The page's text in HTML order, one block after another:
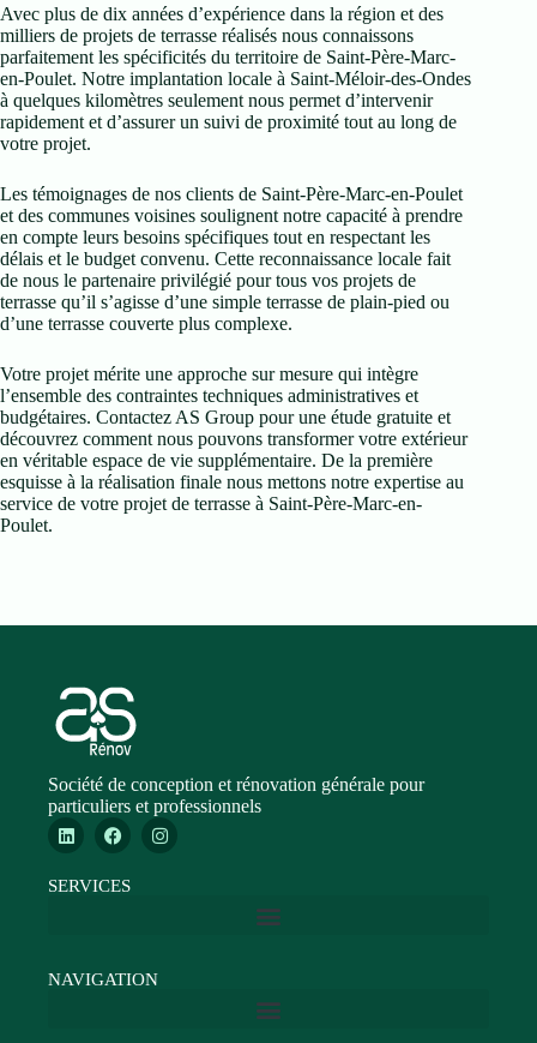
Avec plus de dix années d’expérience dans la région et des
milliers de projets de terrasse réalisés nous connaissons
parfaitement les spécificités du territoire de Saint-Père-Marc-
en-Poulet. Notre implantation locale à Saint-Méloir-des-Ondes
à quelques kilomètres seulement nous permet d’intervenir
rapidement et d’assurer un suivi de proximité tout au long de
votre projet.
Les témoignages de nos clients de Saint-Père-Marc-en-Poulet
et des communes voisines soulignent notre capacité à prendre
en compte leurs besoins spécifiques tout en respectant les
délais et le budget convenu. Cette reconnaissance locale fait
de nous le partenaire privilégié pour tous vos projets de
terrasse qu’il s’agisse d’une simple terrasse de plain-pied ou
d’une terrasse couverte plus complexe.
Votre projet mérite une approche sur mesure qui intègre
l’ensemble des contraintes techniques administratives et
budgétaires. Contactez AS Group pour une étude gratuite et
découvrez comment nous pouvons transformer votre extérieur
en véritable espace de vie supplémentaire. De la première
esquisse à la réalisation finale nous mettons notre expertise au
service de votre projet de terrasse à Saint-Père-Marc-en-
Poulet.
Société de conception et rénovation générale pour
particuliers et professionnels
SERVICES
NAVIGATION